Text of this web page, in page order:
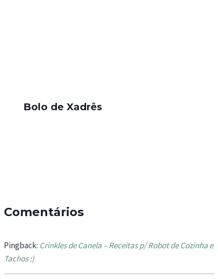
Bolo de Xadrês
Comentários
Pingback: Crinkles de Canela – Receitas p/ Robot de Cozinha e
Tachos :)